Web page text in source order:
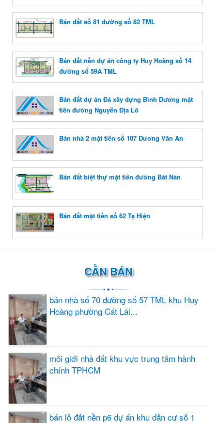
Bán đất số 81 đường số 82 TML
Bán đất nền dự án công ty Huy Hoàng số 14
đường số 59A TML
Bán đất dự án Đá xây dựng Bình Dương mặt
tiền đường Nguyễn Địa Lô
Bán nhà 2 mặt tiền số 107 Dương Văn An
Bán đất biệt thự mặt tiền đường Bát Nàn
Bán đất mặt tiền số 62 Tạ Hiện
CẦN BÁN
bán nhà số 70 đường số 57 TML khu Huy
Hoàng phường Cát Lái...
môi giới nhà đất khu vực trung tâm hành
chính TPHCM
bán lô đất nền p6 dự án khu dân cư số 1